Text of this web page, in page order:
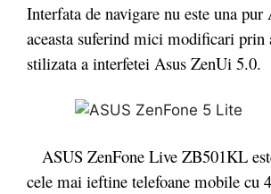
Interfata de navigare nu este una
aceasta suferind mici modificari prin
stilizata a interfetei Asus ZenUi 5.0.
ASUS ZenFone Live ZB501KL
cele mai ieftine telefoane mobile cu